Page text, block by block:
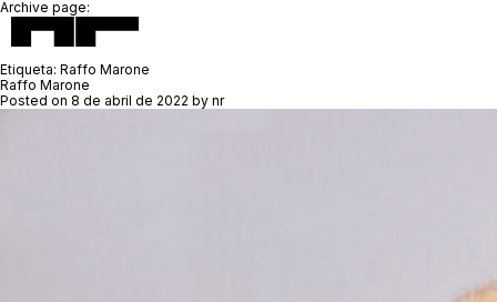
Archive page:
Etiqueta: Raffo Marone
Raffo Marone
Posted on 8 de abril de 2022 by nr